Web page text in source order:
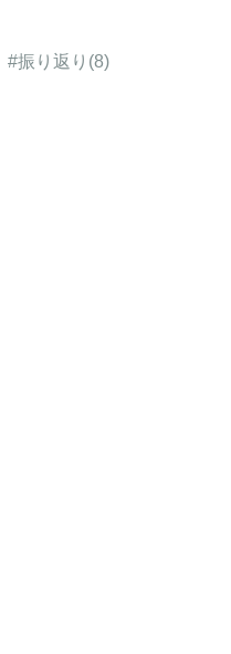
#振り返り (8)